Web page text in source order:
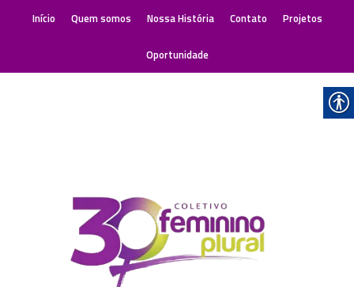
Início Quem somos Nossa História Contato Projetos
Oportunidade